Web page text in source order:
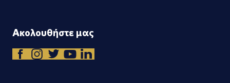
Ακολουθήστε μας